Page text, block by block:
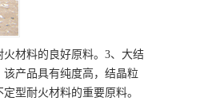
材料的良好原料。3、大结
产品具有纯度高，结晶粒
型耐火材料的重要原料。